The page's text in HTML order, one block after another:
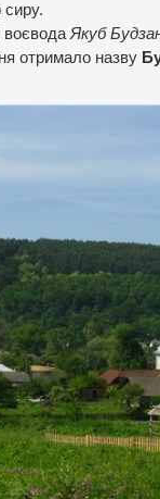
сиру.
воєводаЯкуб
отримало назву